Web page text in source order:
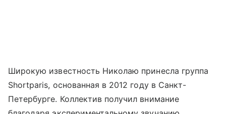
Широкую известность Николаю принесла группа
Shortparis, основанная в 2012 году в Санкт-
Петербурге. Коллектив получил внимание